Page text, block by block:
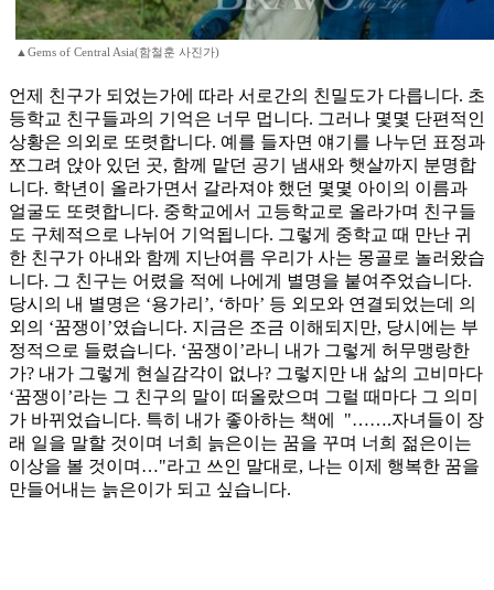
▲Gems of Central Asia(함철훈 사진가)
언제 친구가 되었는가에 따라 서로간의 친밀도가 다릅니다. 초
등학교 친구들과의 기억은 너무 멉니다. 그러나 몇몇 단편적인
상황은 의외로 또렷합니다. 예를 들자면 얘기를 나누던 표정과
쪼그려 앉아 있던 곳, 함께 맡던 공기 냄새와 햇살까지 분명합
니다. 학년이 올라가면서 갈라져야 했던 몇몇 아이의 이름과
얼굴도 또렷합니다. 중학교에서 고등학교로 올라가며 친구들
도 구체적으로 나뉘어 기억됩니다. 그렇게 중학교 때 만난 귀
한 친구가 아내와 함께 지난여름 우리가 사는 몽골로 놀러왔습
니다. 그 친구는 어렸을 적에 나에게 별명을 붙여주었습니다.
당시의 내 별명은 ‘용가리’, ‘하마’ 등 외모와 연결되었는데 의
외의 ‘꿈쟁이’였습니다. 지금은 조금 이해되지만, 당시에는 부
정적으로 들렸습니다. ‘꿈쟁이’라니 내가 그렇게 허무맹랑한
가? 내가 그렇게 현실감각이 없나? 그렇지만 내 삶의 고비마다
‘꿈쟁이’라는 그 친구의 말이 떠올랐으며 그럴 때마다 그 의미
가 바뀌었습니다. 특히 내가 좋아하는 책에 "…….자녀들이 장
래 일을 말할 것이며 너희 늙은이는 꿈을 꾸며 너희 젊은이는
이상을 볼 것이며…"라고 쓰인 말대로, 나는 이제 행복한 꿈을
만들어내는 늙은이가 되고 싶습니다.